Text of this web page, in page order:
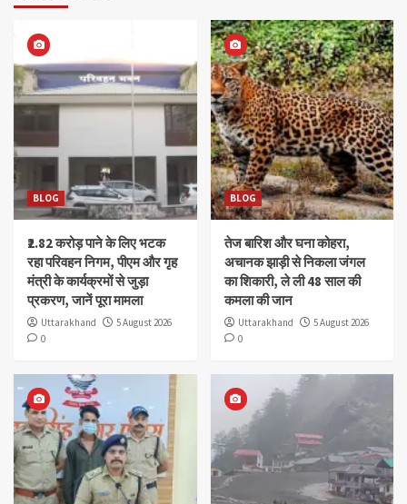
BLOG
₹2.82 करोड़ पाने के लिए भटक
रहा परिवहन निगम, पीएम और गृह
मंत्री के कार्यक्रमों से जुड़ा
प्रकरण, जानें पूरा मामला
Uttarakhand
5 August 2026
0
BLOG
तेज बारिश और घना कोहरा,
अचानक झाड़ी से निकला जंगल
का शिकारी, ले ली 48 साल की
कमला की जान
Uttarakhand
5 August 2026
0